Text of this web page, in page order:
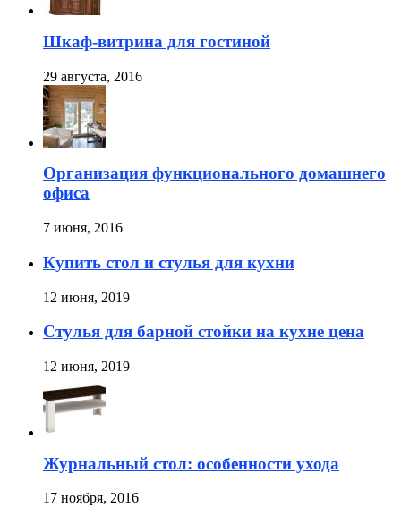
Шкаф-витрина для гостиной
29 августа, 2016
Организация функционального домашнего
офиса
7 июня, 2016
Купить стол и стулья для кухни
12 июня, 2019
Стулья для барной стойки на кухне цена
12 июня, 2019
Журнальный стол: особенности ухода
17 ноября, 2016